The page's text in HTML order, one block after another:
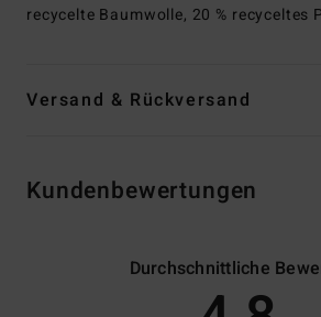
recycelte Baumwolle, 20 % recyceltes
Versand & Rückversand
Kundenbewertungen
Durchschnittliche